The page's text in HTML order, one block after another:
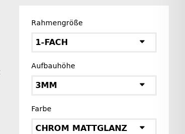
Rahmengröße
1-FACH
Aufbauhöhe
3MM
Farbe
CHROM MATTGLANZ